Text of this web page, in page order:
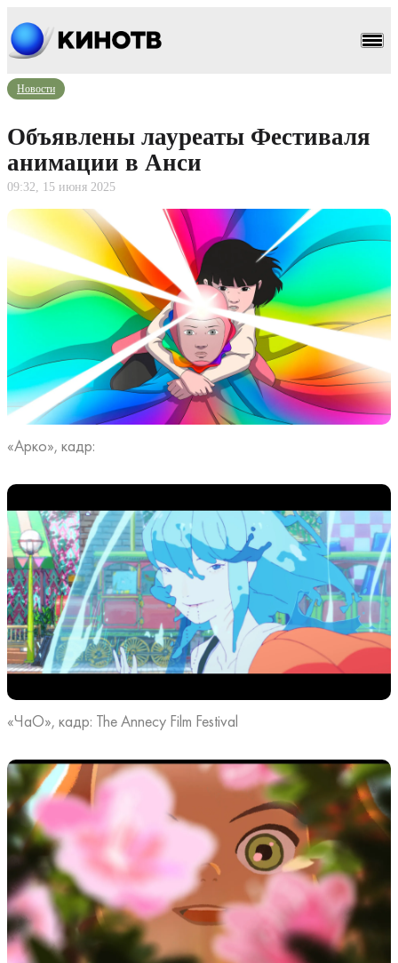
Новости
Объявлены лауреаты Фестиваля
анимации в Анси
09:32, 15 июня 2025
«Арко», кадр:
«ЧаО», кадр: The Annecy Film Festival